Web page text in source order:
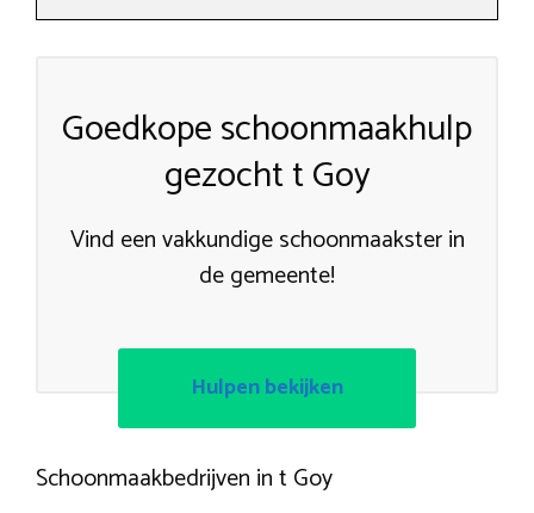
Goedkope schoonmaakhulp
gezocht t Goy
Vind een vakkundige schoonmaakster in
de gemeente!
Hulpen bekijken
Schoonmaakbedrijven in t Goy